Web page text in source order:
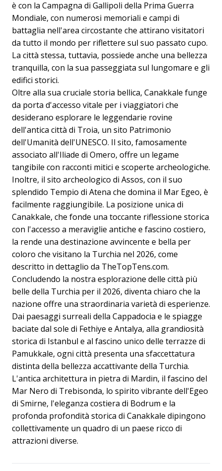
è con la Campagna di Gallipoli della Prima Guerra
Mondiale, con numerosi memoriali e campi di
battaglia nell'area circostante che attirano visitatori
da tutto il mondo per riflettere sul suo passato cupo.
La città stessa, tuttavia, possiede anche una bellezza
tranquilla, con la sua passeggiata sul lungomare e gli
edifici storici.
Oltre alla sua cruciale storia bellica, Canakkale funge
da porta d'accesso vitale per i viaggiatori che
desiderano esplorare le leggendarie rovine
dell'antica città di Troia, un sito Patrimonio
dell'Umanità dell'UNESCO. Il sito, famosamente
associato all'Iliade di Omero, offre un legame
tangibile con racconti mitici e scoperte archeologiche.
Inoltre, il sito archeologico di Assos, con il suo
splendido Tempio di Atena che domina il Mar Egeo, è
facilmente raggiungibile. La posizione unica di
Canakkale, che fonde una toccante riflessione storica
con l'accesso a meraviglie antiche e fascino costiero,
la rende una destinazione avvincente e bella per
coloro che visitano la Turchia nel 2026, come
descritto in dettaglio da TheTopTens.com.
Concludendo la nostra esplorazione delle città più
belle della Turchia per il 2026, diventa chiaro che la
nazione offre una straordinaria varietà di esperienze.
Dai paesaggi surreali della Cappadocia e le spiagge
baciate dal sole di Fethiye e Antalya, alla grandiosità
storica di Istanbul e al fascino unico delle terrazze di
Pamukkale, ogni città presenta una sfaccettatura
distinta della bellezza accattivante della Turchia.
L'antica architettura in pietra di Mardin, il fascino del
Mar Nero di Trebisonda, lo spirito vibrante dell'Egeo
di Smirne, l'eleganza costiera di Bodrum e la
profonda profondità storica di Canakkale dipingono
collettivamente un quadro di un paese ricco di
attrazioni diverse.